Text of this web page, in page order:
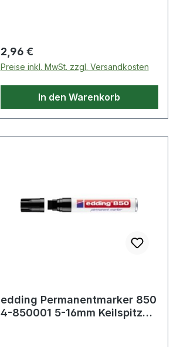
Regulärer Preis:
2,96 €
Preise inkl. MwSt. zzgl. Versandkosten
In den Warenkorb
edding Permanentmarker 850
4-850001 5-16mm Keilspitze